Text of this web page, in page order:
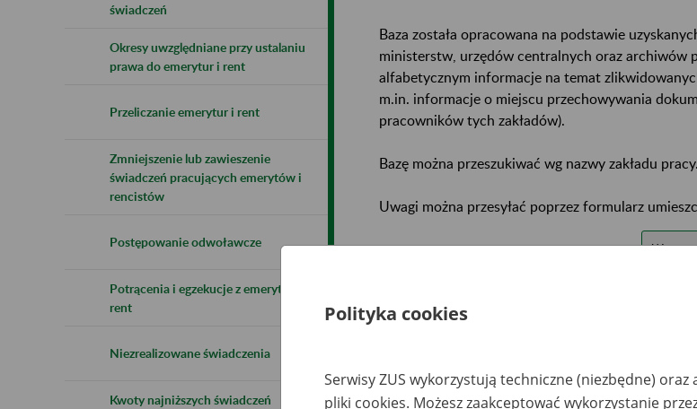
świadczeń
Okresy uwzględniane przy ustalaniu
prawa do emerytur i rent
Przeliczanie emerytur i rent
Zmniejszenie lub zawieszenie
świadczeń pracujących emerytów i
rencistów
Postępowanie odwoławcze
Potrącenia i egzekucje z emerytur i
rent
Niezrealizowane świadczenia
Kwoty najniższych świadczeń
Baza została opracowana na podstawie
ministerstw, urzędów centralnych oraz archiwów
alfabetycznym informacje na temat
m.in. informacje o miejscu przechowywania
pracowników tych zakładów).
Bazę można przeszukiwać wg nazwy zakładu pracy.
Uwagi można przesyłać poprzez formularz
Nazwa zakładu pracy:
Polityka cookies
Serwisy ZUS wykorzystują techniczne (niezbędne)
pliki cookies. Możesz zaakceptować wykorzystanie